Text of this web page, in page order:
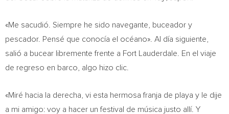
«Me sacudió. Siempre he sido navegante, buceador y
pescador. Pensé que conocía el océano». Al día siguiente,
salió a bucear libremente frente a Fort Lauderdale. En el viaje
de regreso en barco, algo hizo clic.
«Miré hacia la derecha, vi esta hermosa franja de playa y le dije
a mi amigo: voy a hacer un festival de música justo allí. Y